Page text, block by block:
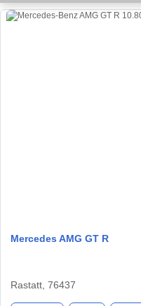
Mercedes AMG GT R
Rastatt, 76437